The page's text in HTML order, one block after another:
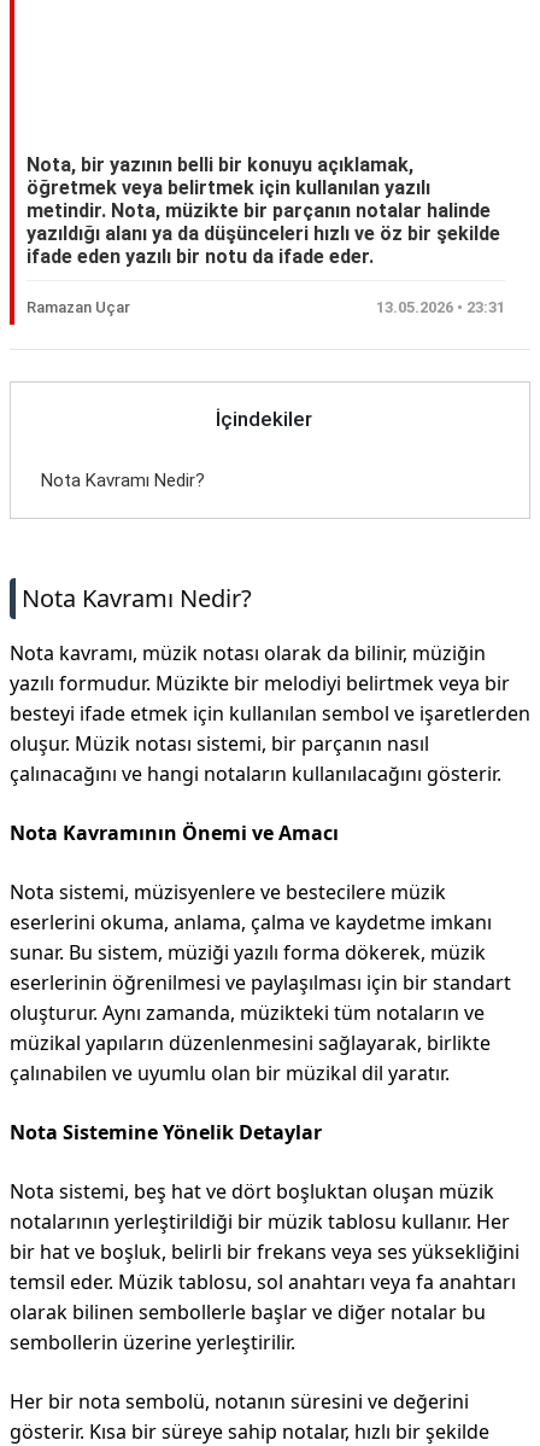
Nota, bir yazının belli bir konuyu açıklamak,
öğretmek veya belirtmek için kullanılan yazılı
metindir. Nota, müzikte bir parçanın notalar halinde
yazıldığı alanı ya da düşünceleri hızlı ve öz bir şekilde
ifade eden yazılı bir notu da ifade eder.
Ramazan Uçar 13.05.2026 • 23:31
İçindekiler
Nota Kavramı Nedir?
Nota Kavramı Nedir?
Nota kavramı, müzik notası olarak da bilinir, müziğin
yazılı formudur. Müzikte bir melodiyi belirtmek veya bir
besteyi ifade etmek için kullanılan sembol ve işaretlerden
oluşur. Müzik notası sistemi, bir parçanın nasıl
çalınacağını ve hangi notaların kullanılacağını gösterir.
Nota Kavramının Önemi ve Amacı
Nota sistemi, müzisyenlere ve bestecilere müzik
eserlerini okuma, anlama, çalma ve kaydetme imkanı
sunar. Bu sistem, müziği yazılı forma dökerek, müzik
eserlerinin öğrenilmesi ve paylaşılması için bir standart
oluşturur. Aynı zamanda, müzikteki tüm notaların ve
müzikal yapıların düzenlenmesini sağlayarak, birlikte
çalınabilen ve uyumlu olan bir müzikal dil yaratır.
Nota Sistemine Yönelik Detaylar
Nota sistemi, beş hat ve dört boşluktan oluşan müzik
notalarının yerleştirildiği bir müzik tablosu kullanır. Her
bir hat ve boşluk, belirli bir frekans veya ses yüksekliğini
temsil eder. Müzik tablosu, sol anahtarı veya fa anahtarı
olarak bilinen sembollerle başlar ve diğer notalar bu
sembollerin üzerine yerleştirilir.
Her bir nota sembolü, notanın süresini ve değerini
gösterir. Kısa bir süreye sahip notalar, hızlı bir şekilde